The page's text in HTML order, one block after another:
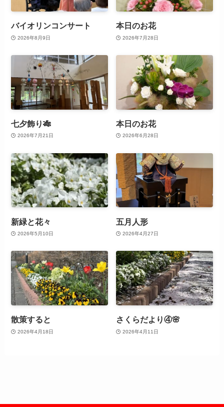
バイオリンコンサート
2026年8月9日
本日のお花
2026年7月28日
七夕飾り🎋
2026年7月21日
本日のお花
2026年6月28日
新緑と花々
2026年5月10日
五月人形
2026年4月27日
散策すると
2026年4月18日
さくらだより④🌸
2026年4月11日